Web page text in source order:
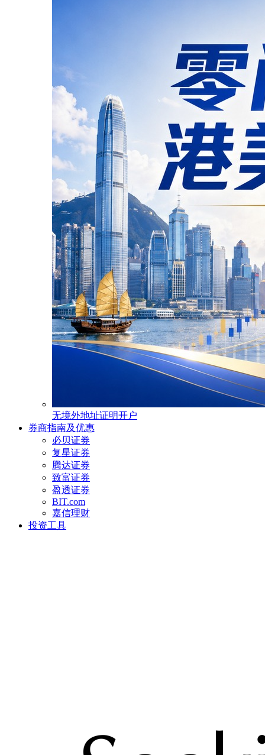
无境外地址证明开户
券商指南及优惠
必贝证券
复星证券
腾达证券
致富证券
盈透证券
BIT.com
嘉信理财
投资工具